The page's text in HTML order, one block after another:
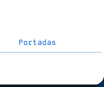
Portadas